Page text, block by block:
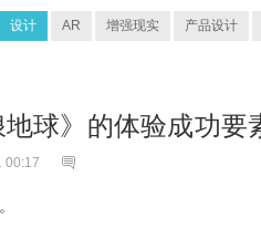
设计 AR 增强现实 产品设计
地球》的体验成功要
00:17